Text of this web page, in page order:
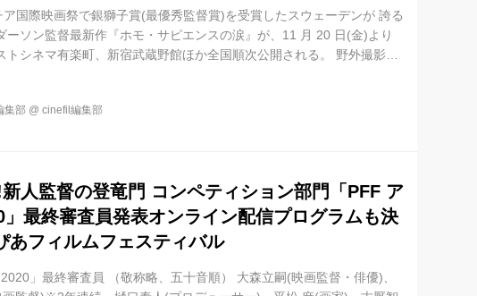
国際映画祭で銀獅子賞(最優秀監督賞)を受賞したスウェーデンが 誇る
ーソン監督最新作『ホモ・サピエンスの涙』が、11 月 20 日(金)より
トシネマ有楽町、新宿武蔵野館ほか全国順次公開される。 野外撮影で
年近い歳月を費やして作品を生み出すことで知られるロイ・アンダ ー
世界的に有名な画家マルク・シャガール、イリヤ・レーピンなどから
集部 @ cinefil編集部
人監督の登竜門 コンペティション部門「PFF ア
」最終審査員発表オンライン配信プログラムも決
あフィルムフェスティバル
2020」最終審査員 （敬称略、五十音順） 大森立嗣(映画監督・俳優)、